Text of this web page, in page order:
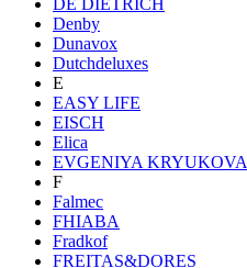
Denby
Dunavox
Dutchdeluxes
E
EASY LIFE
EISCH
Elica
EVGENIYA KRYUKOVA
F
Falmec
FHIABA
Fradkof
FREITAS&DORES